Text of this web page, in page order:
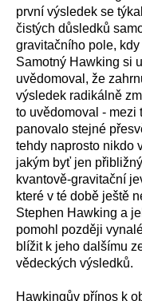
první výsledek se
čistých důsledků
gravitačního pole,
Samotný Hawking si
uvědomoval, že
výsledek radikálně
to uvědomoval - mezi
panovalo stejné
tehdy naprosto nikdo
jakým byť jen
kvantově-gravitační
které v té době ještě
Stephen Hawking a
pomohl později
blížit k jeho dalšímu
vědeckých výsledků.
Hawkingův přínos k